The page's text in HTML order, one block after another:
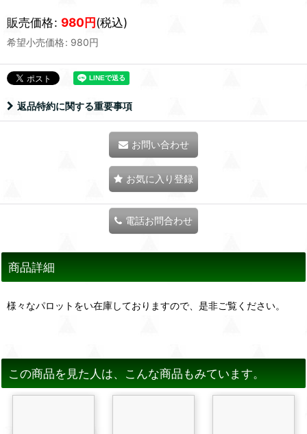
販売価格: 980円(税込)
希望小売価格: 980円
返品特約に関する重要事項
お問い合わせ
お気に入り登録
電話お問合わせ
商品詳細
様々なパロットをい在庫しておりますので、是非ご覧ください。
この商品を見た人は、こんな商品もみています。